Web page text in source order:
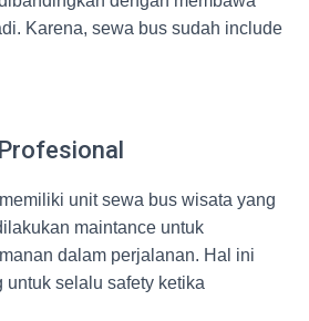
Karena, sewa bus sudah include
unit sewa bus wisata yang
maintance untuk
dalam perjalanan. Hal ini
untuk selalu safety ketika